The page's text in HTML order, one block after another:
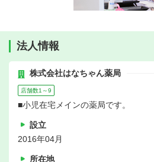
法人情報
株式会社はなちゃん薬局
店舗数1～9
■小児在宅メインの薬局です。
設立
2016年04月
所在地